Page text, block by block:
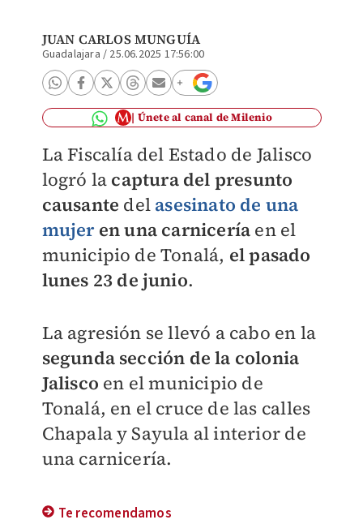
JUAN CARLOS MUNGUÍA
Guadalajara / 25.06.2025 17:56:00
Únete al canal de Milenio
La Fiscalía del Estado de Jalisco
logró la captura del presunto
causante del asesinato de una
mujer en una carnicería en el
municipio de Tonalá, el pasado
lunes 23 de junio.
La agresión se llevó a cabo en la
segunda sección de la colonia
Jalisco en el municipio de
Tonalá, en el cruce de las calles
Chapala y Sayula al interior de
una carnicería.
Te recomendamos